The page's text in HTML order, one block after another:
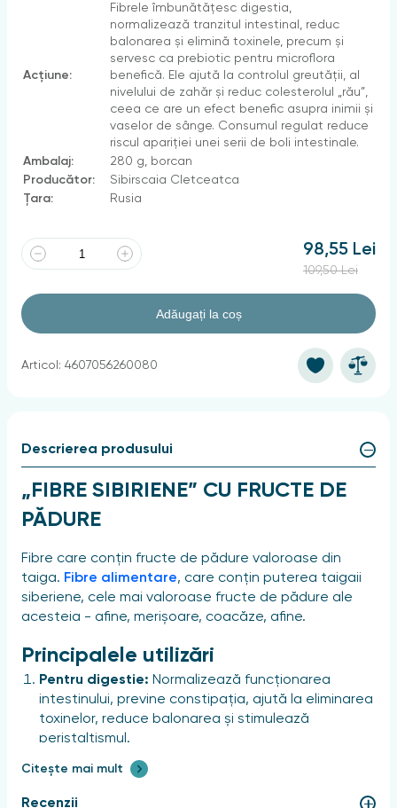
Acțiune:
Fibrele îmbunătățesc digestia,
normalizează tranzitul intestinal, reduc
balonarea și elimină toxinele, precum și
servesc ca prebiotic pentru microflora
benefică. Ele ajută la controlul greutății, al
nivelului de zahăr și reduc colesterolul „rău”,
ceea ce are un efect benefic asupra inimii și
vaselor de sânge. Consumul regulat reduce
riscul apariției unei serii de boli intestinale.
Ambalaj:
280 g, borcan
Producător:
Sibirscaia Cletceatca
Țara:
Rusia
98,55 Lei
109,50 Lei
Adăugați la coș
Articol: 4607056260080
Descrierea produsului
„FIBRE SIBIRIENE” CU FRUCTE DE
PĂDURE
Fibre care conțin fructe de pădure valoroase din
taiga. Fibre alimentare, care conțin puterea taigaii
siberiene, cele mai valoroase fructe de pădure ale
acesteia - afine, merișoare, coacăze, afine.
Principalele utilizări
Pentru digestie: Normalizează funcționarea
intestinului, previne constipația, ajută la eliminarea
toxinelor, reduce balonarea și stimulează
peristaltismul.
Pentru controlul greutății:
sațietate, ceea ce ajută la evitarea
supraalimentării.
Citește mai mult
Recenzii